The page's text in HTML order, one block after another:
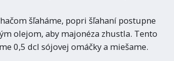
šľaháme, popri šľahaní postupne
olejom, aby majonéza zhustla. Tento
0,5 dcl sójovej omáčky a miešame.